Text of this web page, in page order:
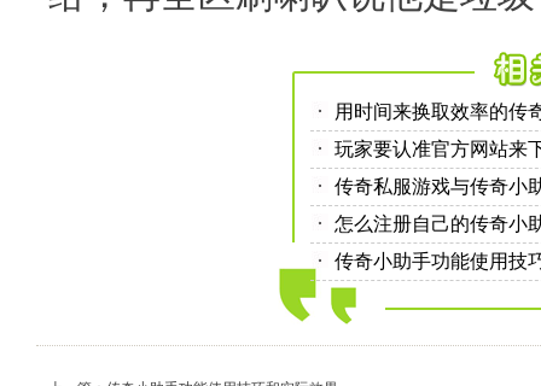
用时间来换取效率的传
玩家要认准官方网站来
传奇私服游戏与传奇小
怎么注册自己的传奇小
传奇小助手功能使用技